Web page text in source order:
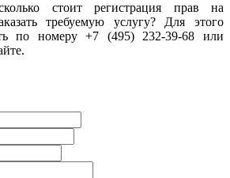
стоит регистрация прав на
требуемую услугу? Для этого
по номеру +7 (495) 232-39-68 или